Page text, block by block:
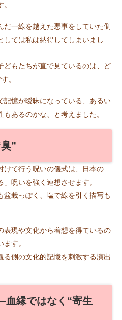
だ一線を越えた悪事をしていた側
しては私は納得してしまいまし
どもたちが直で見ているのは、ど
。
記憶が曖昧になっている、あるい
あるのかな、と考えました。
”
けて行う呪いの儀式は、日本の
」呪いを強く連想させます。
栽っぽく、塩で線を引く描写も
表現や文化から着想を得ているの
す。
側の文化的記憶を刺激する演出
縁ではなく“寄生